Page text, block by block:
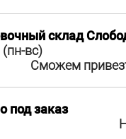
склад
(пн-вс)
Сможем
под заказ